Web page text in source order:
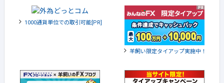
1000通貨単位での取引可能[PR]
羊飼い限定タイアップ実施中！